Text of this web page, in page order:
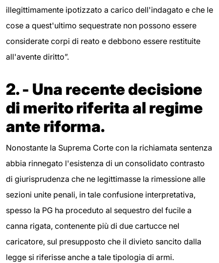
illegittimamente ipotizzato a carico dell'indagato e che le
cose a quest'ultimo sequestrate non possono essere
considerate corpi di reato e debbono essere restituite
all'avente diritto”.
2. - Una recente decisione
di merito riferita al regime
ante riforma.
Nonostante la Suprema Corte con la richiamata sentenza
abbia rinnegato l'esistenza di un consolidato contrasto
di giurisprudenza che ne legittimasse la rimessione alle
sezioni unite penali, in tale confusione interpretativa,
spesso la PG ha proceduto al sequestro del fucile a
canna rigata, contenente più di due cartucce nel
caricatore, sul presupposto che il divieto sancito dalla
legge si riferisse anche a tale tipologia di armi.